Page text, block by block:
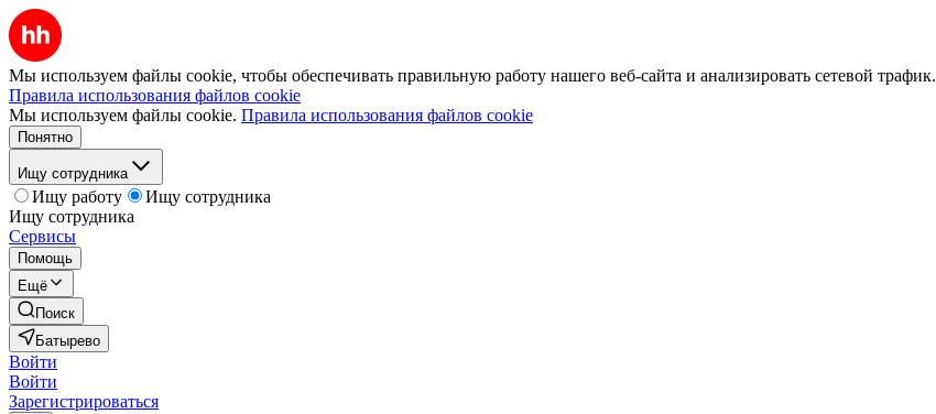
Мы используем файлы cookie, чтобы обеспечивать правильную работу нашего веб-сайта и анализировать сетевой трафик.
Правила использования файлов cookie
Мы используем файлы cookie. Правила использования файлов cookie
Понятно
Ищу сотрудника
Ищу работу
Ищу сотрудника
Ищу сотрудника
Сервисы
Помощь
Ещё
Поиск
Батырево
Войти
Войти
Зарегистрироваться